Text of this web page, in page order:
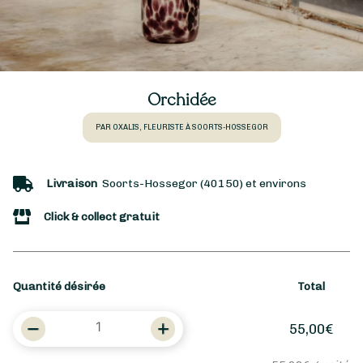
Orchidée
PAR OXALIS, FLEURISTE À SOORTS-HOSSEGOR
Livraison Soorts-Hossegor (40150) et environs
Click & collect gratuit
Quantité désirée
quantité
Total
55,00€